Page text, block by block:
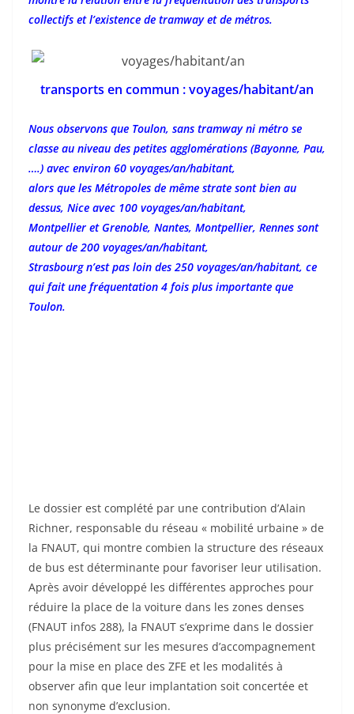
collectifs et l’existence de tramway et de métros.
transports en commun : voyages/habitant/an
Nous observons que Toulon, sans tramway ni métro se
classe au niveau des petites agglomérations (Bayonne, Pau,
….) avec environ 60 voyages/an/habitant,
alors que les Métropoles de même strate sont bien au
dessus, Nice avec 100 voyages/an/habitant,
Montpellier et Grenoble, Nantes, Montpellier, Rennes sont
autour de 200 voyages/an/habitant,
Strasbourg n’est pas loin des 250 voyages/an/habitant, ce
qui fait une fréquentation 4 fois plus importante que
Toulon.
Le dossier est complété par une contribution d’Alain
Richner, responsable du réseau « mobilité urbaine » de
la FNAUT, qui montre combien la structure des réseaux
de bus est déterminante pour favoriser leur utilisation.
Après avoir développé les différentes approches pour
réduire la place de la voiture dans les zones denses
(FNAUT infos 288), la FNAUT s’exprime dans le dossier
plus précisément sur les mesures d’accompagnement
pour la mise en place des ZFE et les modalités à
observer afin que leur implantation soit concertée et
non synonyme d’exclusion.